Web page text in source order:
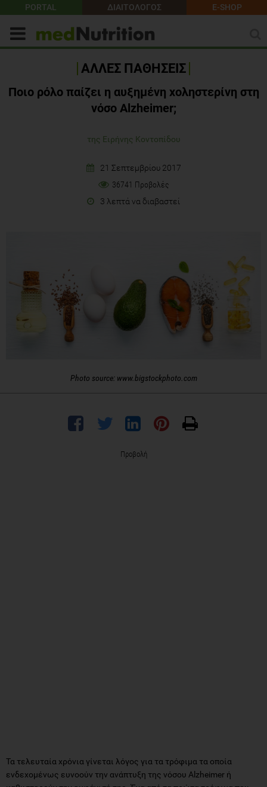
PORTAL ΔΙΑΙΤΟΛΟΓΟΣ E-SHOP
ΑΛΛΕΣ ΠΑΘΗΣΕΙΣ
Ποιο ρόλο παίζει η αυξημένη χοληστερίνη στη
νόσο Alzheimer;
της Ειρήνης Κοντοπίδου
21 Σεπτεμβρίου 2017
36741 Προβολές
3 λεπτά να διαβαστεί
Photo source: www.bigstockphoto.com
Προβολή
Τα τελευταία χρόνια γίνεται λόγος για τα τρόφιμα τα οποία
ενδεχομένως ευνοούν την ανάπτυξη της νόσου Alzheimer ή